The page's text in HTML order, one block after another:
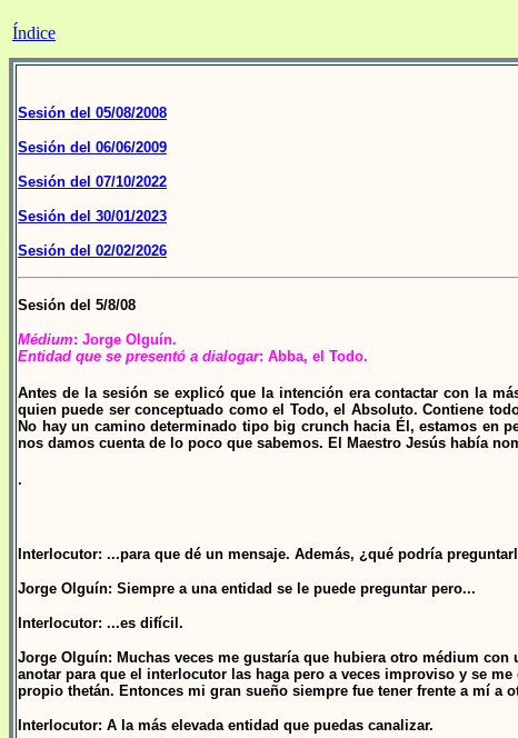
Índice
Sesión del 05/08/2008
Sesión del 06/06/2009
Sesión del 07/10/2022
Sesión del 30/01/2023
Sesión del 02/02/2026
Sesión del 5/8/08
Médium: Jorge Olguín.
Entidad que se presentó a dialogar: Abba, el Todo.
Antes de la sesión se explicó que la intención era contactar con la
quien puede ser conceptuado como el Todo, el Absoluto. Contiene
No hay un camino determinado tipo big crunch hacia Él, estamos en
nos damos cuenta de lo poco que sabemos. El Maestro Jesús había
.
Interlocutor: ...para que dé un mensaje. Además, ¿qué podría
Jorge Olguín: Siempre a una entidad se le puede preguntar pero...
Interlocutor: ...es difícil.
Jorge Olguín: Muchas veces me gustaría que hubiera otro médium
anotar para que el interlocutor las haga pero a veces improviso y se
propio thetán. Entonces mi gran sueño siempre fue tener frente a mí a
Interlocutor: A la más elevada entidad que puedas canalizar.